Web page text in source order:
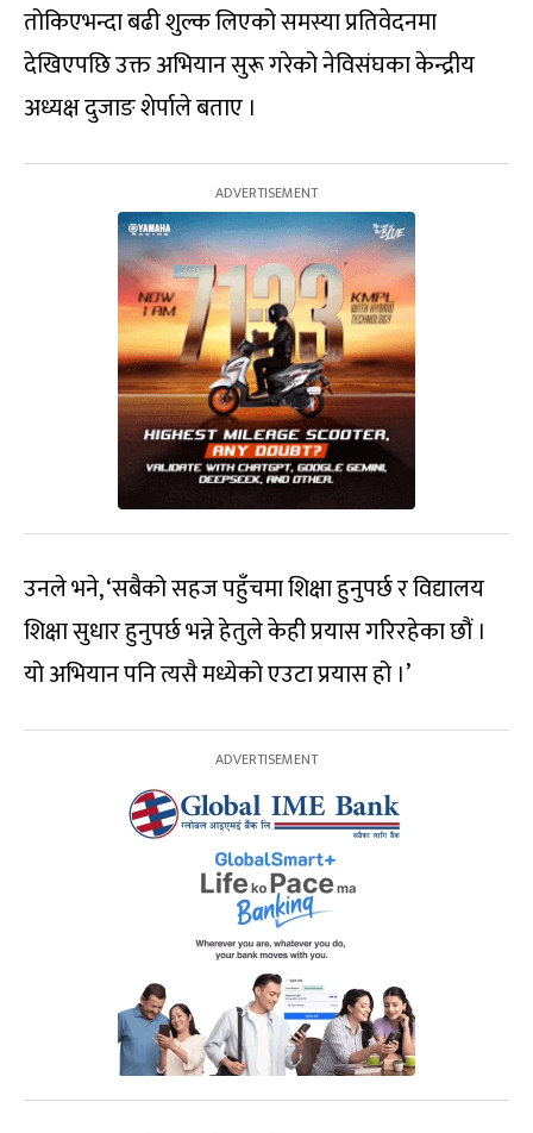
तोकिएभन्दा बढी शुल्क लिएको समस्या प्रतिवेदनमा
देखिएपछि उक्त अभियान सुरू गरेको नेविसंघका केन्द्रीय
अध्यक्ष दुजाङ शेर्पाले बताए ।
उनले भने, ‘सबैको सहज पहुँचमा शिक्षा हुनुपर्छ र विद्यालय
शिक्षा सुधार हुनुपर्छ भन्ने हेतुले केही प्रयास गरिरहेका छौं ।
यो अभियान पनि त्यसै मध्येको एउटा प्रयास हो ।’